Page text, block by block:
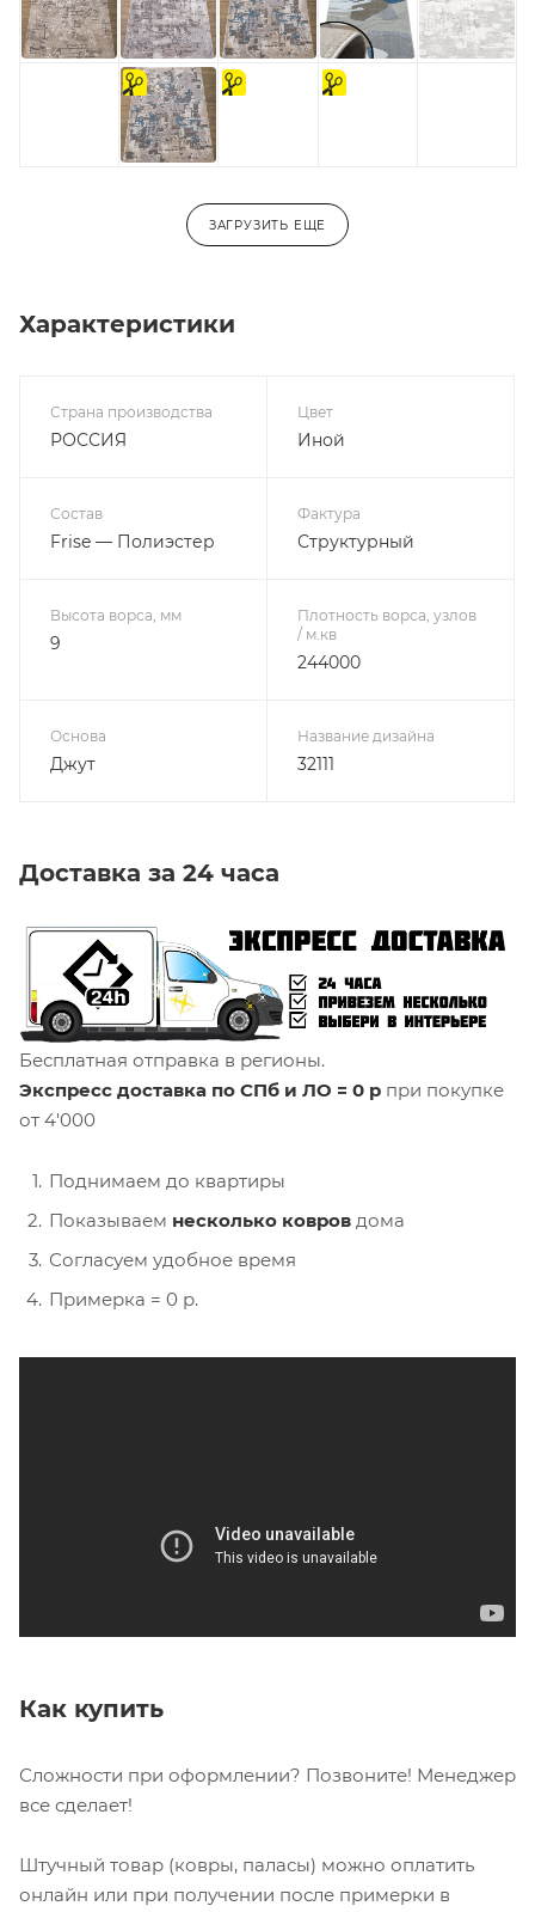
на
отрез
На
отрез
на
отрез
ЗАГРУЗИТЬ ЕЩЕ
Характеристики
Страна производства
РОССИЯ
Цвет
Иной
Состав
Frise — Полиэстер
Фактура
Структурный
Высота ворса, мм
9
Плотность ворса, узлов
/ м.кв
244000
Основа
Джут
Название дизайна
32111
Доставка за 24 часа
Бесплатная отправка в регионы.
Экспресс доставка по СПб и ЛО = 0 р при покупке
от 4'000
Поднимаем до квартиры
Показываем несколько ковров дома
Согласуем удобное время
Примерка = 0 р.
Как купить
Сложности при оформлении? Позвоните! Менеджер
все сделает!
Штучный товар (ковры, паласы) можно оплатить
онлайн или при получении после примерки в